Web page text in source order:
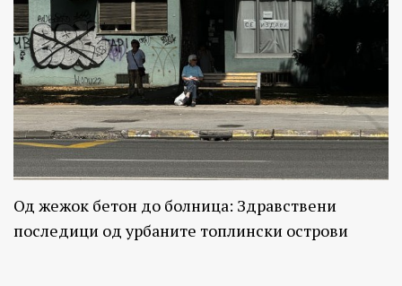
Од жежок бетон до болница: Здравствени
последици од урбаните топлински острови